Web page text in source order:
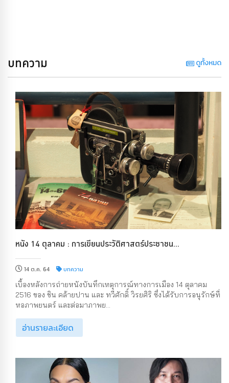
บทความ ดูทั้งหมด
หนัง 14 ตุลาคม : การเขียนประวัติศาสตร์ประชาชน...
14 ต.ค. 64 บทความ
เบื้องหลังการถ่ายหนังบันทึกเหตุการณ์ทางการเมือง 14 ตุลาคม
2516 ของ ชิน คล้ายปาน และ ทวีศักดิ์ วิรยศิริ ซึ่งได้รับการอนุรักษ์ที่
หอภาพยนตร์ และต่อมาภาพย...
อ่านรายละเอียด